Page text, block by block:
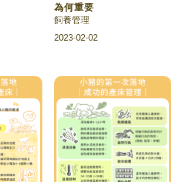
為何重要
飼養管理
2023-02-02